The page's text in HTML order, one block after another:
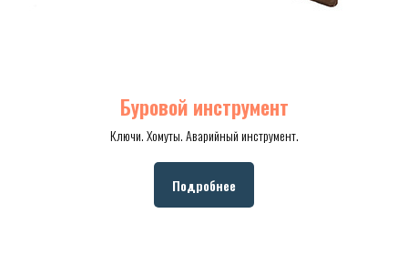
Буровой инструмент
Ключи. Хомуты. Аварийный инструмент.
Подробнее